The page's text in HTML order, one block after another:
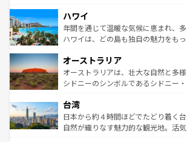
ば市内交通費無料で観光を楽しむこともでき
着のスイス情報はコンテンツ一覧 を
のような巨大都市は、観光、ショッピ
ンメントが詰まった刺激的なスポッ
西部には大自然が広がり、グランド
部のニューオーリンズでは、音楽と美
文化が魅力。旅行者はアメリカの各地
しみながら、その多様性と豊かな歴
ならではの贅沢な旅のスタイルだ。 なお、新着のアメリカ
情報はコンテンツ一覧を参照してほ
ハワイ
年間を通じて温暖な気候に恵まれ、
ハワイは、どの島も独自の魅力をも
ワイ島は見逃せない。また、定番の観
島だが、静かな自然を求めるならマウ
おすすめ。エメラルドグリーンに輝
れるおもてなしの心で訪れる人々を迎
人々、おいしいローカルフードやハ
ク、伝統的なフラダンスなど、すべ
オーストラリア
オーストラリアは、壮大な自然と多様
シドニーのシンボルであるシドニー
リアリーフや大陸中央部にそびえるウ
ク）、タスマニアの美しい原生林や
ど、見どころがたくさん。また、カ
台湾
日本から約４時間ほどでたどり着く
自然が織りなす魅力的な観光地。活